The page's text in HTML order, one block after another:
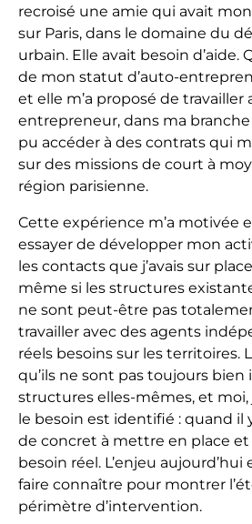
recroisé une amie qui avait
sur Paris, dans le domaine du
urbain. Elle avait besoin d’aide.
de mon statut d’auto-
et elle m’a proposé de travailler
entrepreneur, dans ma branche
pu accéder à des contrats qui
sur des missions de court à
région parisienne.
Cette expérience m’a motivée
essayer de développer mon
les contacts que j’avais sur
même si les structures
ne sont peut-être pas
travailler avec des agents
réels besoins sur les territoires.
qu’ils ne sont pas toujours
structures elles-mêmes, et
le besoin est identifié : quand il
de concret à mettre en place
besoin réel. L’enjeu
faire connaître pour montrer
périmètre d’intervention.